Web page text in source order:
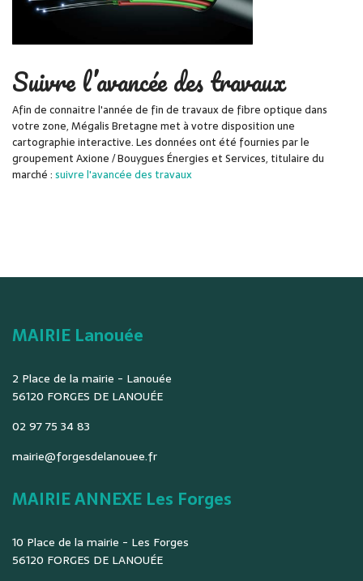
Suivre l’avancée des travaux
Afin de connaitre l'année de fin de travaux de fibre optique dans
votre zone, Mégalis Bretagne met à votre disposition une
cartographie interactive. Les données ont été fournies par le
groupement Axione / Bouygues Énergies et Services, titulaire du
marché :suivre l'avancée des travaux
MAIRIE Lanouée
2 Place de la mairie - Lanouée
56120 FORGES DE LANOUÉE
02 97 75 34 83
mairie@forgesdelanouee.fr
MAIRIE ANNEXE Les Forges
10 Place de la mairie - Les Forges
56120 FORGES DE LANOUÉE